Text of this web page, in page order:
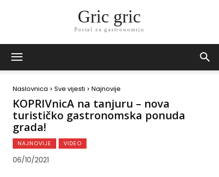
Gric gric
Portal za gastronomiju
Naslovnica Sve vijesti Najnovije
KOPRIVnicA na tanjuru – nova
turističko gastronomska ponuda
grada!
NAJNOVIJE VIDEO
06/10/2021